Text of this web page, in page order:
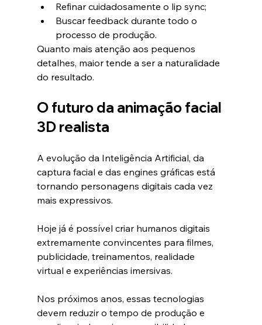
Refinar cuidadosamente o lip sync;
Buscar feedback durante todo o
processo de produção.
Quanto mais atenção aos pequenos
detalhes, maior tende a ser a naturalidade
do resultado.
O futuro da animação facial
3D realista
A evolução da Inteligência Artificial, da
captura facial e das engines gráficas está
tornando personagens digitais cada vez
mais expressivos.
Hoje já é possível criar humanos digitais
extremamente convincentes para filmes,
publicidade, treinamentos, realidade
virtual e experiências imersivas.
Nos próximos anos, essas tecnologias
devem reduzir o tempo de produção e